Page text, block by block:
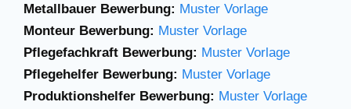
Metallbauer Bewerbung: Muster Vorlage
Monteur Bewerbung: Muster Vorlage
Pflegefachkraft Bewerbung: Muster Vorlage
Pflegehelfer Bewerbung: Muster Vorlage
Produktionshelfer Bewerbung: Muster Vorlage